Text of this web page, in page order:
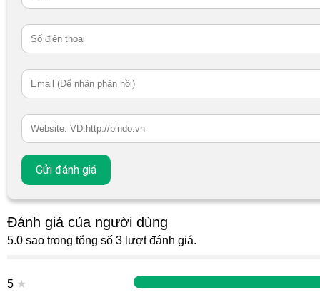
Đánh giá của người dùng
5.0 sao trong tổng số 3 lượt đánh giá.
5 ★